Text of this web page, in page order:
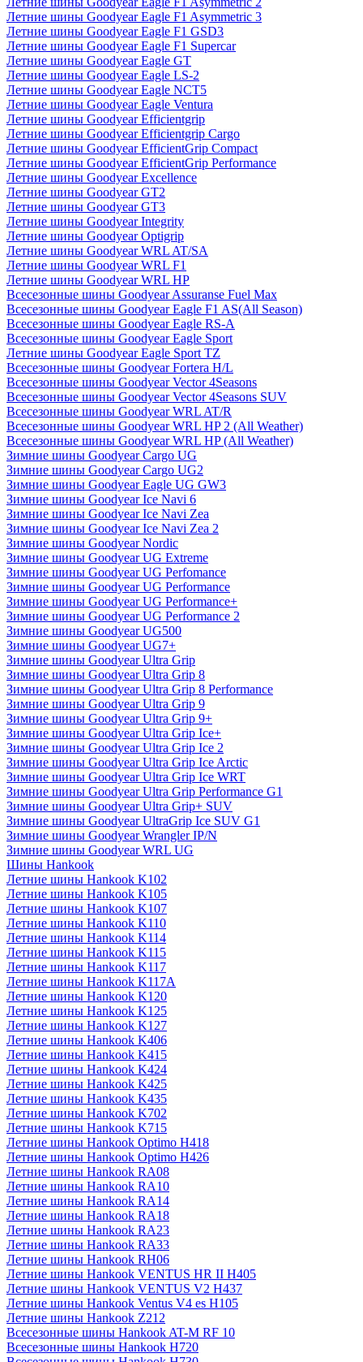
Летние шины Goodyear Eagle F1 Asymmetric 3
Летние шины Goodyear Eagle F1 GSD3
Летние шины Goodyear Eagle F1 Supercar
Летние шины Goodyear Eagle GT
Летние шины Goodyear Eagle LS-2
Летние шины Goodyear Eagle NCT5
Летние шины Goodyear Eagle Ventura
Летние шины Goodyear Efficientgrip
Летние шины Goodyear Efficientgrip Cargo
Летние шины Goodyear EfficientGrip Compact
Летние шины Goodyear EfficientGrip Performance
Летние шины Goodyear Excellence
Летние шины Goodyear GT2
Летние шины Goodyear GT3
Летние шины Goodyear Integrity
Летние шины Goodyear Optigrip
Летние шины Goodyear WRL AT/SA
Летние шины Goodyear WRL F1
Летние шины Goodyear WRL HP
Всесезонные шины Goodyear Assuranse Fuel Max
Всесезонные шины Goodyear Eagle F1 AS(All Season)
Всесезонные шины Goodyear Eagle RS-A
Всесезонные шины Goodyear Eagle Sport
Летние шины Goodyear Eagle Sport TZ
Всесезонные шины Goodyear Fortera H/L
Всесезонные шины Goodyear Vector 4Seasons
Всесезонные шины Goodyear Vector 4Seasons SUV
Всесезонные шины Goodyear WRL AT/R
Всесезонные шины Goodyear WRL HP 2 (All Weather)
Всесезонные шины Goodyear WRL HP (All Weather)
Зимние шины Goodyear Cargo UG
Зимние шины Goodyear Cargo UG2
Зимние шины Goodyear Eagle UG GW3
Зимние шины Goodyear Ice Navi 6
Зимние шины Goodyear Ice Navi Zea
Зимние шины Goodyear Ice Navi Zea 2
Зимние шины Goodyear Nordic
Зимние шины Goodyear UG Extreme
Зимние шины Goodyear UG Perfomance
Зимние шины Goodyear UG Performance
Зимние шины Goodyear UG Performance+
Зимние шины Goodyear UG Performance 2
Зимние шины Goodyear UG500
Зимние шины Goodyear UG7+
Зимние шины Goodyear Ultra Grip
Зимние шины Goodyear Ultra Grip 8
Зимние шины Goodyear Ultra Grip 8 Performance
Зимние шины Goodyear Ultra Grip 9
Зимние шины Goodyear Ultra Grip 9+
Зимние шины Goodyear Ultra Grip Ice+
Зимние шины Goodyear Ultra Grip Ice 2
Зимние шины Goodyear Ultra Grip Ice Arctic
Зимние шины Goodyear Ultra Grip Ice WRT
Зимние шины Goodyear Ultra Grip Performance G1
Зимние шины Goodyear Ultra Grip+ SUV
Зимние шины Goodyear UltraGrip Ice SUV G1
Зимние шины Goodyear Wrangler IP/N
Зимние шины Goodyear WRL UG
Шины Hankook
Летние шины Hankook K102
Летние шины Hankook K105
Летние шины Hankook K107
Летние шины Hankook K110
Летние шины Hankook K114
Летние шины Hankook K115
Летние шины Hankook K117
Летние шины Hankook K117A
Летние шины Hankook K120
Летние шины Hankook K125
Летние шины Hankook K127
Летние шины Hankook K406
Летние шины Hankook K415
Летние шины Hankook K424
Летние шины Hankook K425
Летние шины Hankook K435
Летние шины Hankook K702
Летние шины Hankook K715
Летние шины Hankook Optimo H418
Летние шины Hankook Optimo H426
Летние шины Hankook RA08
Летние шины Hankook RA10
Летние шины Hankook RA14
Летние шины Hankook RA18
Летние шины Hankook RA23
Летние шины Hankook RA33
Летние шины Hankook RH06
Летние шины Hankook VENTUS HR II H405
Летние шины Hankook VENTUS V2 H437
Летние шины Hankook Ventus V4 es H105
Летние шины Hankook Z212
Всесезонные шины Hankook AT-M RF 10
Всесезонные шины Hankook H720